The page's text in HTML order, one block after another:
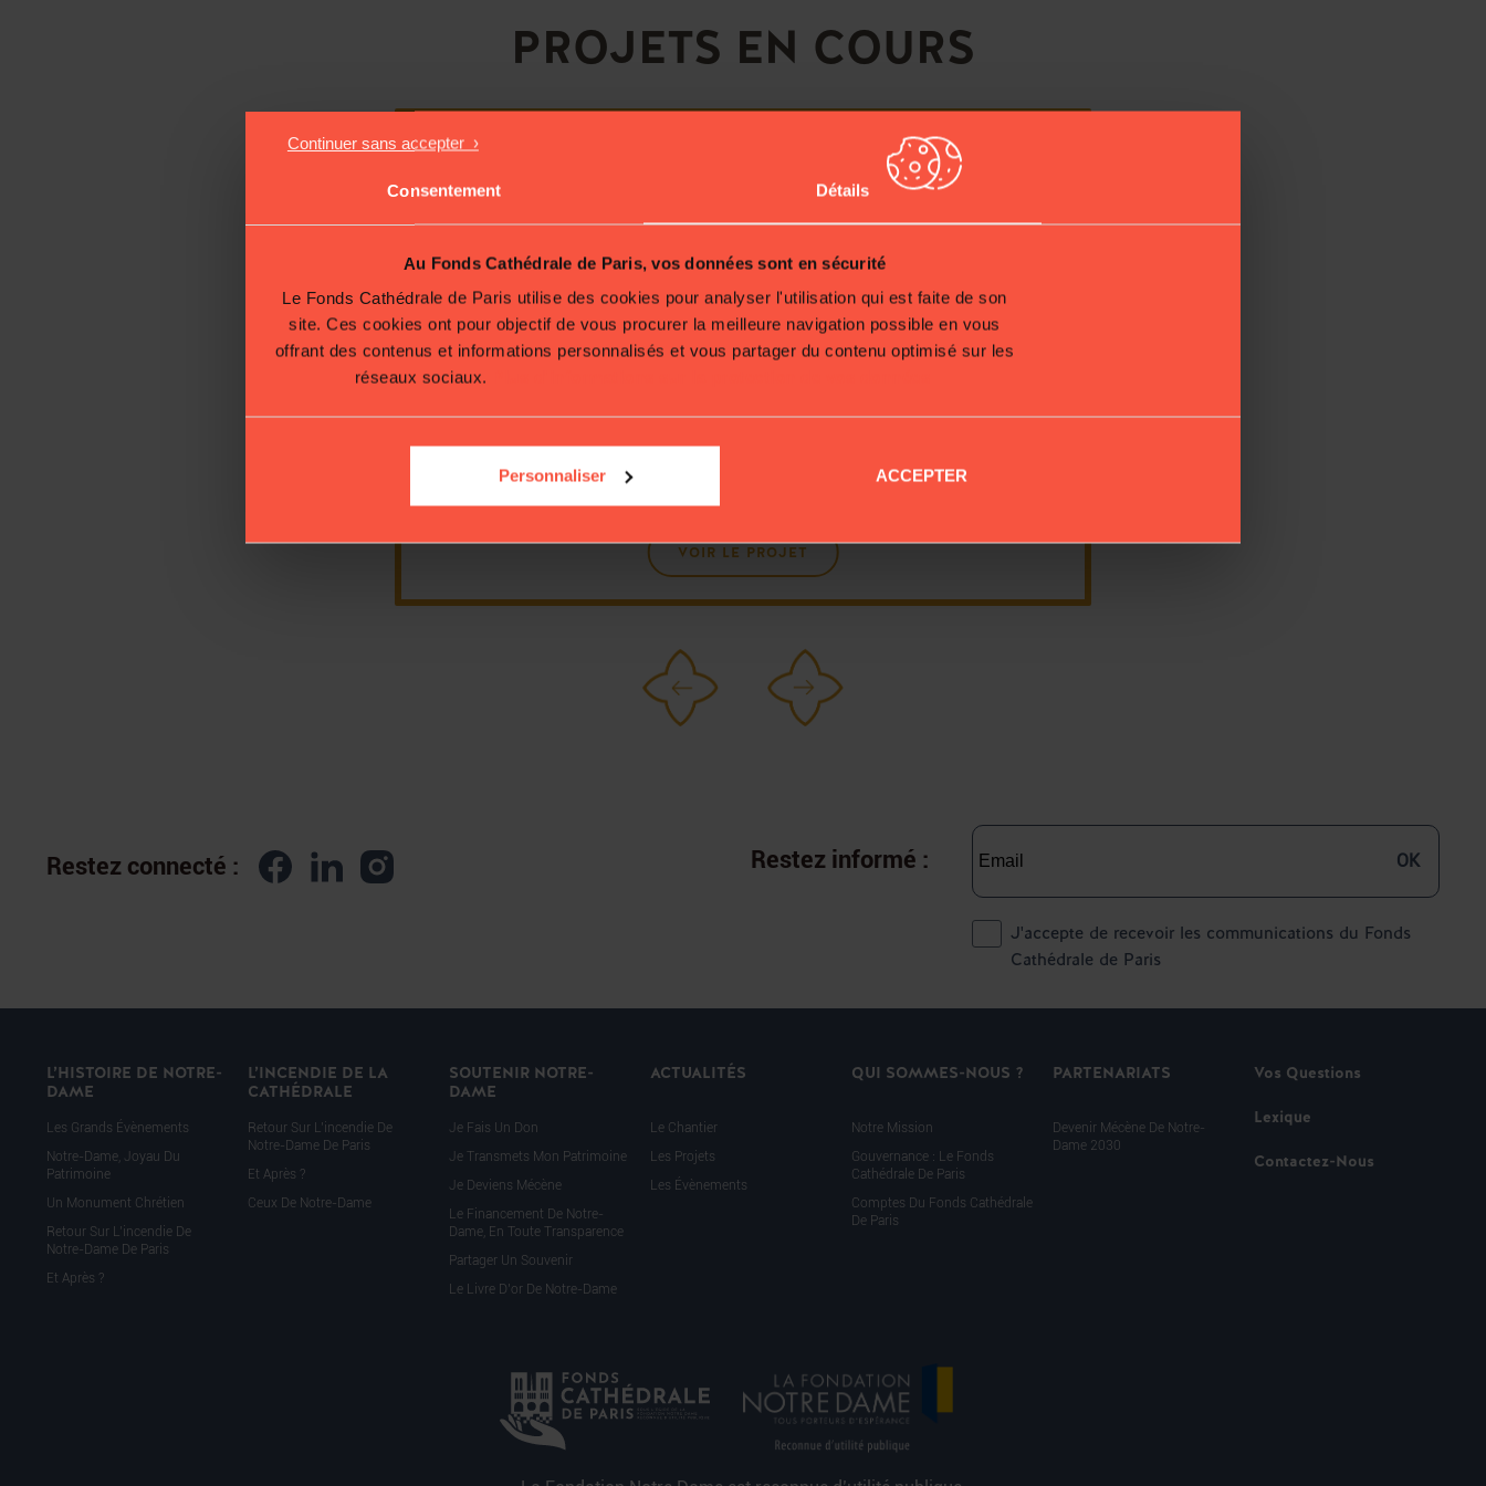
Consentement Détails
Au Fonds Cathédrale de Paris, vos données sont en sécurité
Le Fonds Cathédrale de Paris utilise des cookies pour analyser l'utilisation qui est faite de son
site. Ces cookies ont pour objectif de vous procurer la meilleure navigation possible en vous
offrant des contenus et informations personnalisés et vous partager du contenu optimisé sur les
réseaux sociaux.
Personnaliser ACCEPTER
PROJETS EN COURS
UN PARCOURS MUSICAL IMMERSIF
CRÉATION DE
VOIR LE PROJET DE NOUVEAUX ESPACES D’ACCUEIL
Restez connecté : Restez informé :
J'accepte de recevoir les communications du Fonds
Cathédrale de Paris
OK
L’HISTOIRE DE NOTRE-
DAME
Les Grands Évènements
Notre-Dame, Joyau Du
Patrimoine
Un Monument Chrétien
Retour Sur L’incendie De
Notre-Dame De Paris
Et Après ?
L’INCENDIE DE LA
CATHÉDRALE
Retour Sur L’incendie De
Notre-Dame De Paris
Et Après ?
Ceux De Notre-Dame
SOUTENIR NOTRE-
DAME
Je Fais Un Don
Je Transmets Mon Patrimoine
Je Deviens Mécène
Le Financement De Notre-
Dame, En Toute Transparence
Partager Un Souvenir
Le Livre D’or De Notre-Dame
ACTUALITÉS
Le Chantier
Les Projets
Les Évènements
QUI SOMMES-NOUS ?
Notre Mission
Gouvernance : Le Fonds
Cathédrale De Paris
Comptes Du Fonds Cathédrale
De Paris
PARTENARIATS
Devenir Mécène De Notre-
Dame 2030
Vos Questions
Lexique
Contactez-Nous